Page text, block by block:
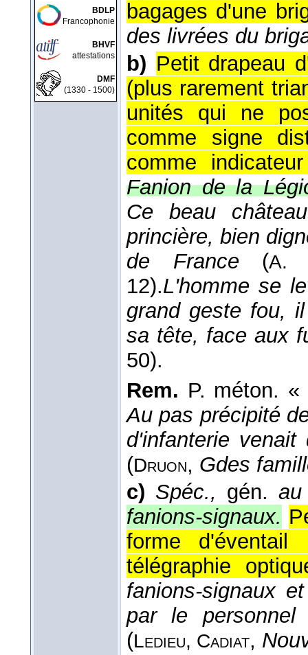
BDLP
Francophonie
BHVF
attestations
DMF
(1330 - 1500)
bagages d'une
des livrées du
b) Petit drapeau
(plus rarement
unités qui ne
comme signe
comme
Fanion de la
Ce beau
princière, bien
de France (A.
12).L'homme se
grand geste fou,
sa tête, face aux
50).
Rem. P. méton.
Au pas précipité
d'infanterie
(Druon, Gdes
c) Spéc., gén.
fanions-signaux.
forme
télégraphie
fanions-signaux
par le
(Ledieu, Cadiat,